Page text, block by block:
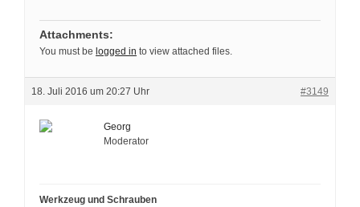
Attachments:
You must be logged in to view attached files.
18. Juli 2016 um 20:27 Uhr #3149
Georg
Moderator
Werkzeug und Schrauben